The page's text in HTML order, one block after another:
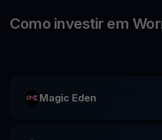
Como investir em
Magic Eden